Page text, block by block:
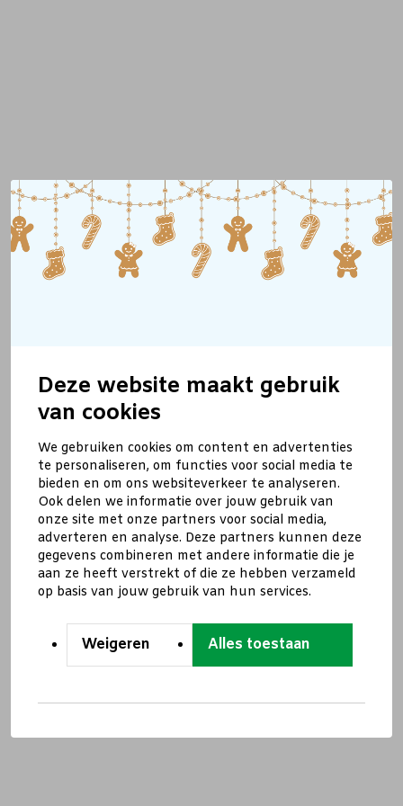
Deze website maakt gebruik
van cookies
We gebruiken cookies om content en advertenties
te personaliseren, om functies voor social media te
bieden en om ons websiteverkeer te analyseren.
Ook delen we informatie over jouw gebruik van
onze site met onze partners voor social media,
adverteren en analyse. Deze partners kunnen deze
gegevens combineren met andere informatie die je
aan ze heeft verstrekt of die ze hebben verzameld
op basis van jouw gebruik van hun services.
Weigeren Alles toestaan